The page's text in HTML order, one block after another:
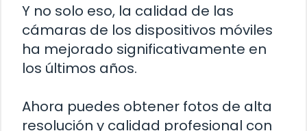
Y no solo eso, la calidad de las
cámaras de los dispositivos móviles
ha mejorado significativamente en
los últimos años.
Ahora puedes obtener fotos de alta
resolución y calidad profesional con